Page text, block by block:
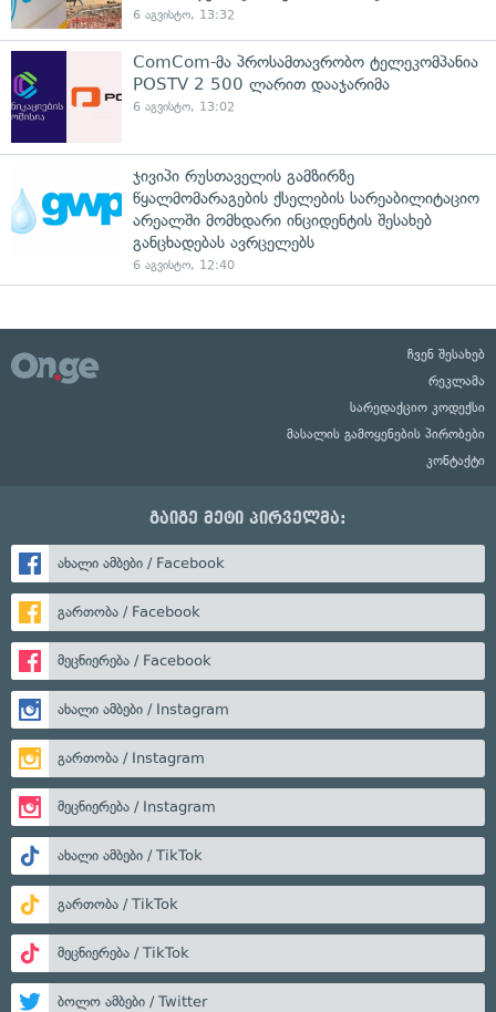
6 აგვისტო, 13:32
ComCom-მა პროსამთავრობო ტელეკომპანია
POSTV 2 500 ლარით დააჯარიმა
6 აგვისტო, 13:02
ჯივიპი რუსთაველის გამზირზე
წყალმომარაგების ქსელების სარეაბილიტაციო
არეალში მომხდარი ინციდენტის შესახებ
განცხადებას ავრცელებს
6 აგვისტო, 12:40
ჩვენ შესახებ
რეკლამა
სარედაქციო კოდექსი
მასალის გამოყენების პირობები
კონტაქტი
გაიგე მეტი პირველმა:
ახალი ამბები / Facebook
გართობა / Facebook
მეცნიერება / Facebook
ახალი ამბები / Instagram
გართობა / Instagram
მეცნიერება / Instagram
ახალი ამბები / TikTok
გართობა / TikTok
მეცნიერება / TikTok
ბოლო ამბები / Twitter